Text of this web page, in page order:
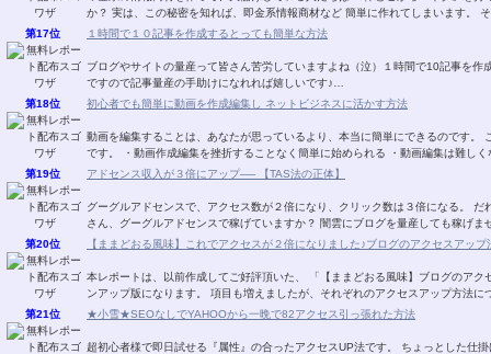
か？ 実は、この秘密
第17位
１時間で１０記事を作成するとっても簡単な方法
ブログやサイトの量産って皆さん苦労していますよね（泣）１時間で10記事を作成する
ですので記事量産の手助けになれれば嬉しいです♪…
第18位
初心者でも簡単に動画を作成編集し ネットビジネスに活かす方法
動画を編集することは、あなたが思っているより、本当に簡単にできるのです。 このレポートを読んで実行するメリットは以下のとおり
です。 ・動画作成編集を挫折することなく簡単に始められる ・動画編集は難
第19位
アドセンス収入が３倍にアップ── 【TAS法の正体】
グーグルアドセンスで、アクセス数が２倍になり、クリック数は３倍になる。 だれ
さん、グーグルアドセンスで稼げていますか？ 闇雲にブログを量
第20位
【ままどおる風味】これでアクセスが２倍になりました♪ブログのアクセスアッ
本レポートは、以前作成してご好評頂いた、 「【ままどおる風味】ブログのア
ンアップ版になります。 項目も増えましたが、それぞれのアクセスアッ
第21位
★小雪★SEOなしでYAHOOから一晩で82アクセス引っ張れた方法
超初心者様で即日試せる『属性』の合ったアクセスUP法です。 ちょっとした仕掛けでザクザクあなたのブログにアクセスが 流れ込んで